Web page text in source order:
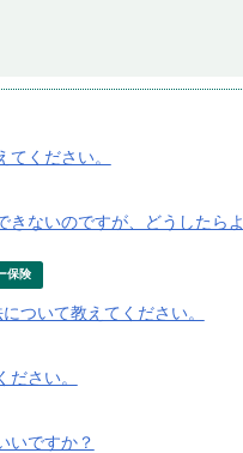
ください。
きないのですが、どうしたらよ
保険
ついて教えてください。
さい。
いですか？